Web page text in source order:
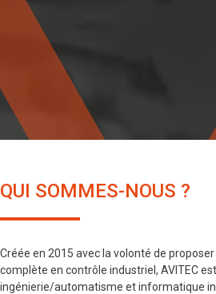
QUI SOMMES-NOUS ?
Créée en 2015 avec la volonté de
complète en contrôle industriel, AVITEC
ingénierie/automatisme et informatique